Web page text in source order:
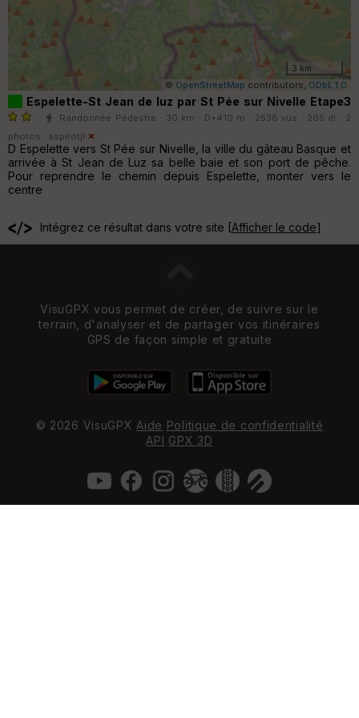
3 km
© OpenStreetMap contributors, ODbL 1.0
Espelette-St Jean de luz par St Pée sur Nivelle Etape3
Randonnée Pédestre · 30 km · D+410 m · 2538 vus · 265 dl · 2
photos · aspirotjl
D Espelette vers St Pée sur Nivelle, la ville du gâteau Basque et
arrivée à St Jean de Luz sa belle baie et son port de pêche.
Pour reprendre le chemin depuis Espelette, monter vers le
centre
Intégrez ce résultat dans votre site [Afficher le code]
VisuGPX vous permet de créer, de suivre sur le
terrain, d'analyser et de partager vos itinéraires
GPS de façon simple et gratuite
© 2026 VisuGPXAide Politique de confidentialité
API
GPX 3D